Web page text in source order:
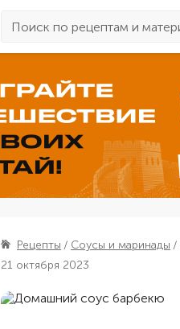
Рецепты Соусы и маринады
21 октября 2023